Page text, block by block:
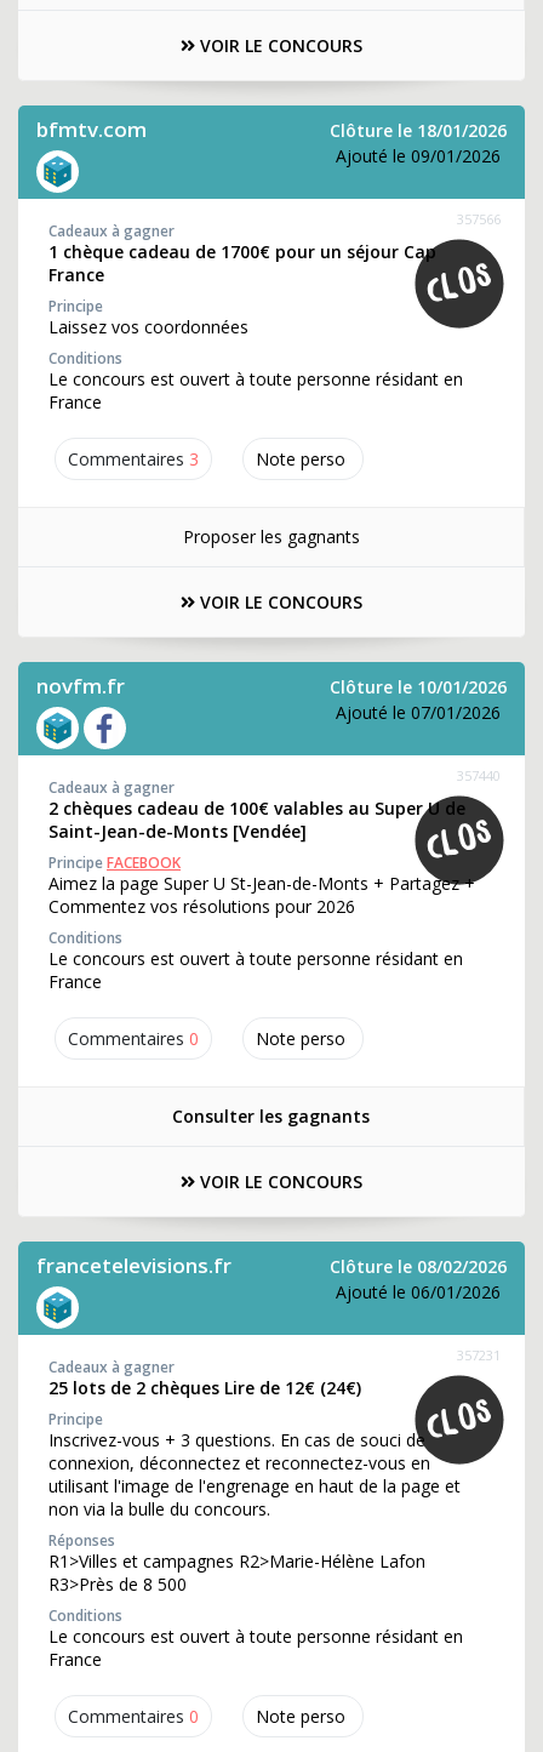
VOIR LE CONCOURS
bfmtv.com
Clôture le 18/01/2026
Ajouté le 09/01/2026
Commentaires 3 Note perso
357566
Cadeaux à gagner
1 chèque cadeau de 1700€ pour un séjour Cap
France
Principe
Laissez vos coordonnées
Conditions
Le concours est ouvert à toute personne résidant en
France
Proposer les gagnants
VOIR LE CONCOURS
novfm.fr
Clôture le 10/01/2026
Ajouté le 07/01/2026
Commentaires 0 Note perso
357440
Cadeaux à gagner
2 chèques cadeau de 100€ valables au Super U de
Saint-Jean-de-Monts [Vendée]
PrincipeFACEBOOK
Aimez la page Super U St-Jean-de-Monts + Partagez +
Commentez vos résolutions pour 2026
Conditions
Le concours est ouvert à toute personne résidant en
France
Consulter les gagnants
VOIR LE CONCOURS
francetelevisions.fr
Clôture le 08/02/2026
Ajouté le 06/01/2026
Commentaires 0 Note perso
357231
Cadeaux à gagner
25 lots de 2 chèques Lire de 12€ (24€)
Principe
Inscrivez-vous + 3 questions. En cas de souci de
connexion, déconnectez et reconnectez-vous en
utilisant l'image de l'engrenage en haut de la page et
non via la bulle du concours.
Réponses
R1>Villes et campagnes R2>Marie-Hélène Lafon
R3>Près de 8 500
Conditions
Le concours est ouvert à toute personne résidant en
France